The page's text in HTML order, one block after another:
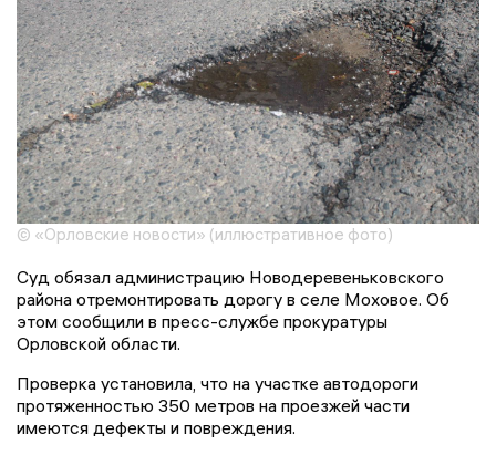
© «Орловские новости» (иллюстративное фото)
Суд обязал администрацию Новодеревеньковского
района отремонтировать дорогу в селе Моховое. Об
этом сообщили в пресс-службе прокуратуры
Орловской области.
Проверка установила, что на участке автодороги
протяженностью 350 метров на проезжей части
имеются дефекты и повреждения.